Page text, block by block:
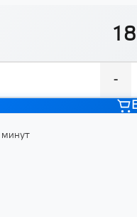
-